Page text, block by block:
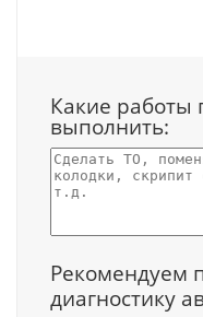
Какие работы
выполнить:
Рекомендуем
диагностику